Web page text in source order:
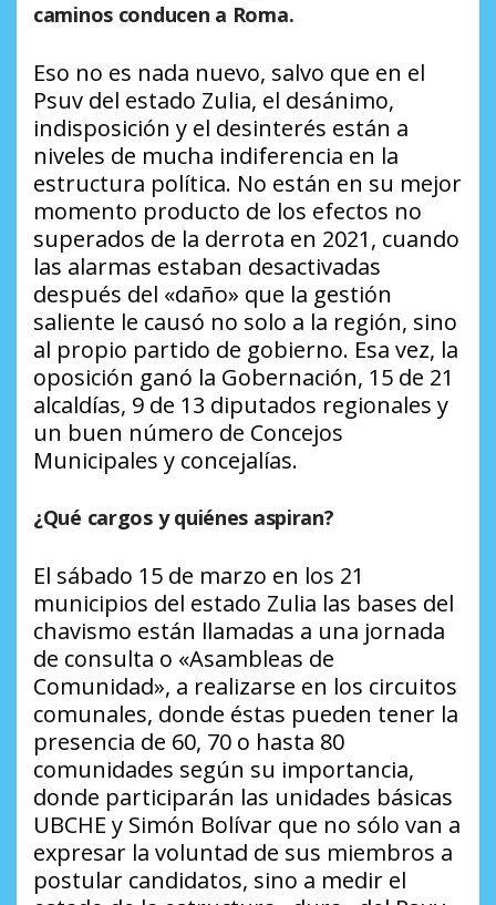
caminos conducen a Roma.
Eso no es nada nuevo, salvo que en el
Psuv del estado Zulia, el desánimo,
indisposición y el desinterés están a
niveles de mucha indiferencia en la
estructura política. No están en su mejor
momento producto de los efectos no
superados de la derrota en 2021, cuando
las alarmas estaban desactivadas
después del «daño» que la gestión
saliente le causó no solo a la región, sino
al propio partido de gobierno. Esa vez, la
oposición ganó la Gobernación, 15 de 21
alcaldías, 9 de 13 diputados regionales y
un buen número de Concejos
Municipales y concejalías.
¿Qué cargos y quiénes aspiran?
El sábado 15 de marzo en los 21
municipios del estado Zulia las bases del
chavismo están llamadas a una jornada
de consulta o «Asambleas de
Comunidad», a realizarse en los circuitos
comunales, donde éstas pueden tener la
presencia de 60, 70 o hasta 80
comunidades según su importancia,
donde participarán las unidades básicas
UBCHE y Simón Bolívar que no sólo van a
expresar la voluntad de sus miembros a
postular candidatos, sino a medir el